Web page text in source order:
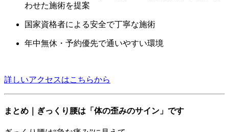
わせた施術を提案
国家資格者による安全で丁寧な施術
年中無休・予約優先で通いやすい環境
詳しいアクセスはこちらから
まとめ｜ぎっくり腰は「体の歪みのサイン」です